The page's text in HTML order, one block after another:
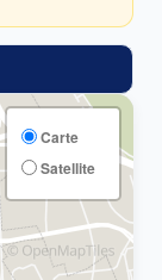
Carte
Satellite